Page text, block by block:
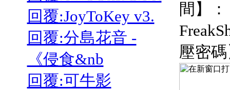
回覆:JoyToKey v3.
回覆:分島花音 -
《侵食&nb
回覆:可牛影
間】：
壓密